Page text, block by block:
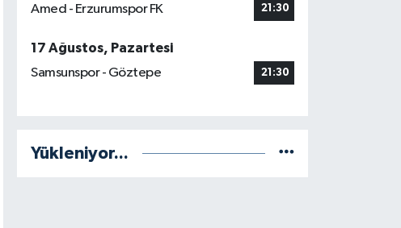
Amed - Erzurumspor FK 21:30
17 Ağustos, Pazartesi
Samsunspor - Göztepe
21:30
Yükleniyor...